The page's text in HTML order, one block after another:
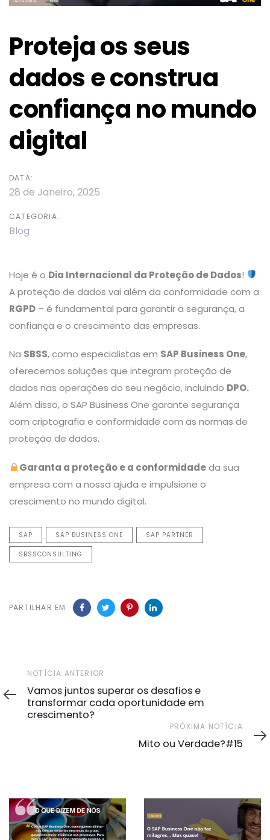
Proteja os seus
dados e construa
confiança no mundo
digital
DATA:
28 de Janeiro, 2025
CATEGORIA:
Blog
Hoje é o Dia Internacional da Proteção de Dados!
A proteção de dados vai além da conformidade com a
RGPD – é fundamental para garantir a segurança, a
confiança e o crescimento das empresas.
Na SBSS, como especialistas em SAP Business One,
oferecemos soluções que integram proteção de
dados nas operações do seu negócio, incluindo DPO.
Além disso, o SAP Business One garante segurança
com criptografia e conformidade com as normas de
proteção de dados.
Garanta a proteção e a conformidadeda sua
empresa com a nossa ajuda e impulsione o
crescimento no mundo digital.
SAP SAP BUSINESS ONE SAP PARTNER
SBSSCONSULTING
PARTILHAR EM
Notícia
Anterior
NOTÍCIA ANTERIOR
Vamos juntos superar os desafios e
transformar cada oportunidade em
crescimento?
Próxima
Notícia
PRÓXIMA NOTÍCIA
Mito ou Verdade?#15